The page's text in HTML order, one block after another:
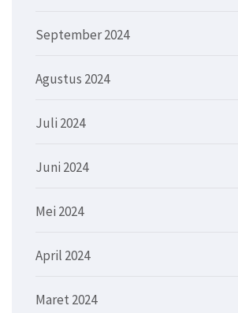
September 2024
Agustus 2024
Juli 2024
Juni 2024
Mei 2024
April 2024
Maret 2024